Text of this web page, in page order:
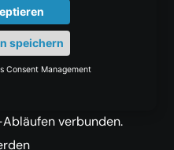
verbunden.